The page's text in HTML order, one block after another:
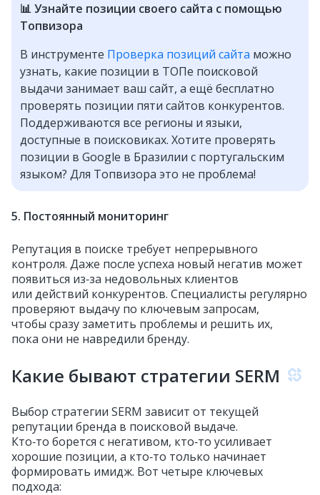
📊 Узнайте позиции своего сайта с помощью
Топвизора
В инструменте Проверка позиций сайта можно
узнать, какие позиции в ТОПе поисковой
выдачи занимает ваш сайт, а ещё бесплатно
проверять позиции пяти сайтов конкурентов.
Поддерживаются все регионы и языки,
доступные в поисковиках. Хотите проверять
позиции в Google в Бразилии с португальским
языком? Для Топвизора это не проблема!
5. Постоянный мониторинг
Репутация в поиске требует непрерывного
контроля. Даже после успеха новый негатив может
появиться из‑за недовольных клиентов
или действий конкурентов. Специалисты регулярно
проверяют выдачу по ключевым запросам,
чтобы сразу заметить проблемы и решить их,
пока они не навредили бренду.
Какие бывают стратегии SERM
Выбор стратегии SERM зависит от текущей
репутации бренда в поисковой выдаче.
Кто‑то борется с негативом, кто‑то усиливает
хорошие позиции, а кто‑то только начинает
формировать имидж. Вот четыре ключевых
подхода: